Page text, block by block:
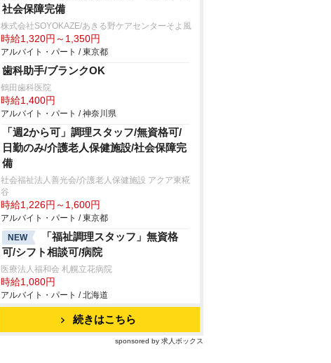
社会保障完備
株式会社SOYOKAZE/あきる野ケアセンターそよ風
時給1,320円～1,350円
アルバイト・パート / 東京都
歯科助手/ブランクOK
鶴田歯科医院
時給1,400円
アルバイト・パート / 神奈川県
「週2から可」調理スタッフ/無資格可/
日勤のみ/介護老人保健施設/社会保障完
備
社会福祉法人善光会/介護老人保健施設 アクア東糀
谷
時給1,226円～1,600円
アルバイト・パート / 東京都
NEW
「福祉調理スタッフ」無資格
可/シフト相談可/病院
医療法人福和会 札幌立花病院
時給1,080円
アルバイト・パート / 北海道
続きはこちら
sponsored by 求人ボックス